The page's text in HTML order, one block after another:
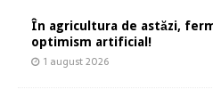
În agricultura de astăzi,
optimism artificial!
1 august 2026